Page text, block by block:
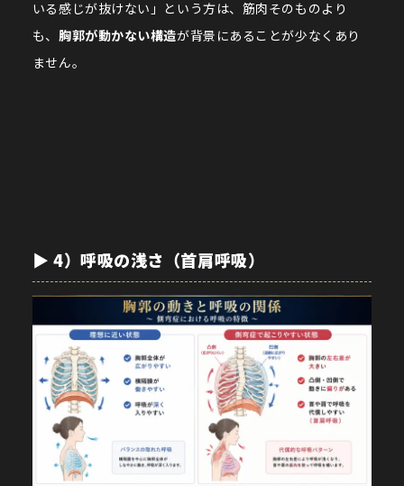
いる感じが抜けない」という方は、筋肉そのものより
も、 胸郭が動かない構造が背景にあることが少なくあり
ません。
▶︎ 4）呼吸の浅さ（首肩呼吸）